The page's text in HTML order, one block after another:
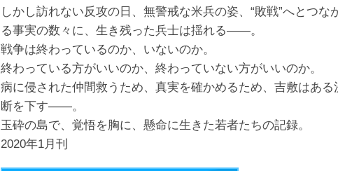
しかし訪れない反攻の日、無警戒な米兵の姿、“敗戦”へとつな
る事実の数々に、生き残った兵士は揺れる――。
戦争は終わっているのか、いないのか。
終わっている方がいいのか、終わっていない方がいいのか。
病に侵された仲間救うため、真実を確かめるため、吉敷はある
断を下す――。
玉砕の島で、覚悟を胸に、懸命に生きた若者たちの記録。
2020年1月刊